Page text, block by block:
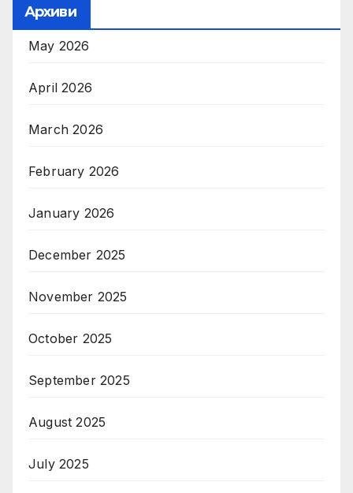
Архиви
May 2026
April 2026
March 2026
February 2026
January 2026
December 2025
November 2025
October 2025
September 2025
August 2025
July 2025